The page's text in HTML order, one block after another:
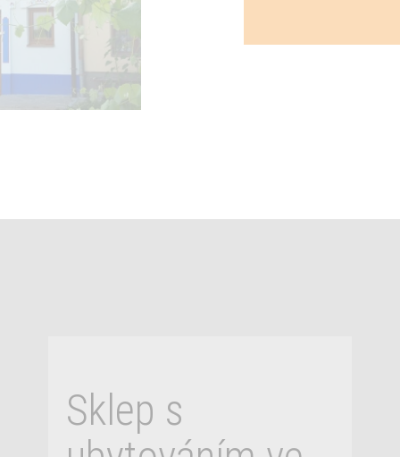
Sklep s
Sklep ve vinařské obci NECHORY v
Prušánkách na Hodonínsku Pokud